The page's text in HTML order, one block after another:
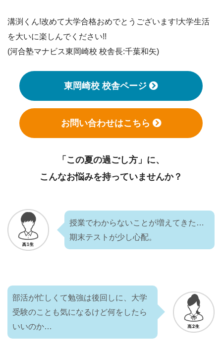
溝渕くん!改めて大学合格おめでとうございます!大学生活
を大いに楽しんでください!!
(河合塾マナビス東岡崎校 校舎長:千葉和矢)
東岡崎校 校舎ページ
お問い合わせはこちら
「この夏の過ごし方」に、
こんなお悩みを持っていませんか？
授業でわからないことが増えてきた…
期末テストが少し心配。
部活が忙しくて勉強は後回しに、大学
受験のことも気になるけど何をしたら
いいのか…